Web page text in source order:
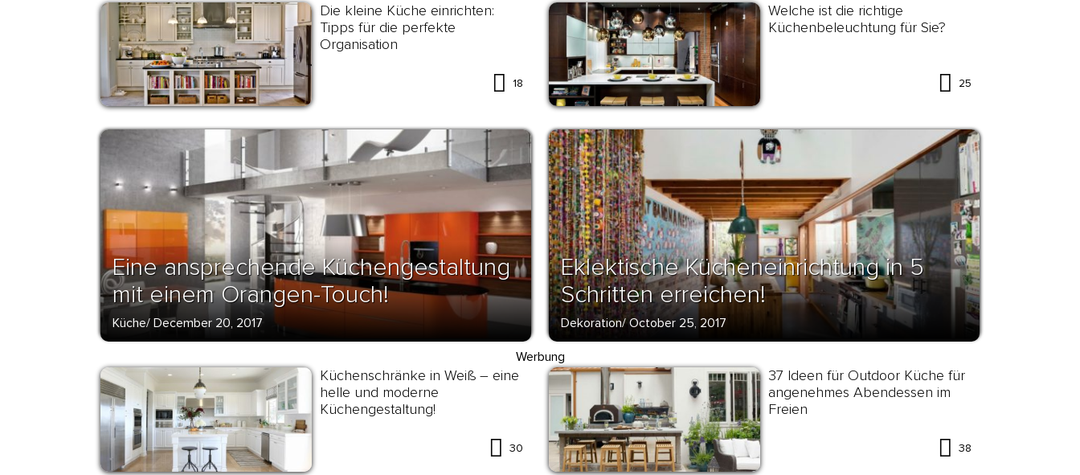
Die kleine Küche einrichten:
Tipps für die perfekte
Organisation
18
Welche ist die richtige
Küchenbeleuchtung für Sie?
25
Eine ansprechende Küchengestaltung
mit einem Orangen-Touch!
Küche/ December 20, 2017
Eklektische Kücheneinrichtung in 5
Schritten erreichen!
Dekoration/October 25, 2017
Werbung
Küchenschränke in Weiß – eine
helle und moderne
Küchengestaltung!
30
37 Ideen für Outdoor Küche für
angenehmes Abendessen im
Freien
38